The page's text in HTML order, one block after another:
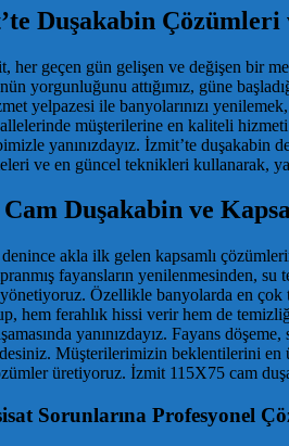
Duşakabin Çözümleri
her geçen gün gelişen ve değişen bir
yorgunluğunu attığımız, güne
yelpazesi ile banyolarınızı
müşterilerine en kaliteli
yanınızdayız. İzmit’te
ve en güncel teknikleri kullanarak,
Duşakabin ve
akla ilk gelen kapsamlı
fayansların yenilenmesinden,
Özellikle banyolarda en
hem ferahlık hissi verir hem de
yanınızdayız. Fayans
Müşterilerimizin beklentilerini
üretiyoruz. İzmit 115X75 cam
Sorunlarına Profesyonel